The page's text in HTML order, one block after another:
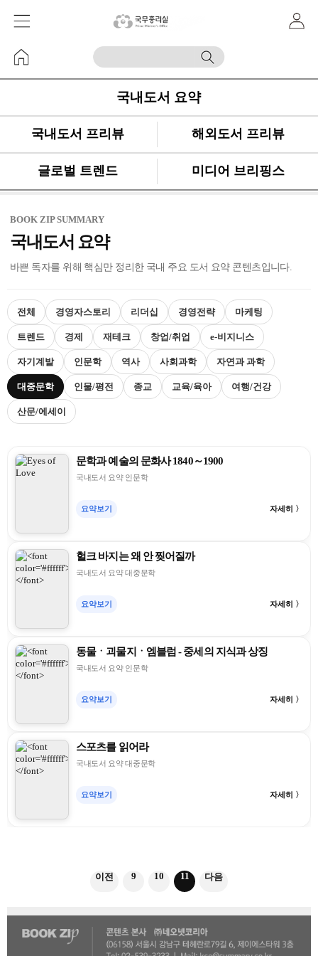
국내도서 요약
국내도서 프리뷰 해외도서 프리뷰
글로벌 트렌드 미디어 브리핑스
BOOK ZIP SUMMARY
국내도서 요약
바쁜 독자를 위해 핵심만 정리한 국내 주요 도서 요약 콘텐츠입니다.
전체 경영자스토리 리더십 경영전략 마케팅
트렌드 경제 재테크 창업/취업 e-비지니스
자기계발 인문학 역사 사회과학 자연과 과학
대중문학 인물/평전 종교 교육/육아 여행/건강
산문/에세이
문학과 예술의 문화사 1840～1900
국내도서 요약 인문학
요약보기 자세히 〉
헐크 바지는 왜 안 찢어질까
국내도서 요약 대중문학
요약보기 자세히 〉
동물ㆍ괴물지ㆍ엠블럼 - 중세의 지식과 상징
국내도서 요약 인문학
요약보기 자세히 〉
스포츠를 읽어라
국내도서 요약 대중문학
요약보기 자세히 〉
이전 9 10 11 다음